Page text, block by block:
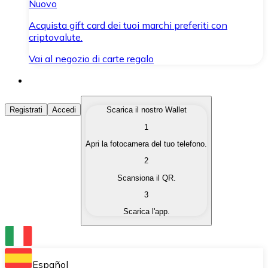
Nuovo
Acquista gift card dei tuoi marchi preferiti con
criptovalute.
Vai al negozio di carte regalo
Acquista Criptovalute
Acquista le criptovalute che ti interessano in modo
Converti le tue criptovalute in valuta fiat quando ne
Scambia una criptovaluta con un'altra
Conserva le tue cripto in un Wallet self-custodial.
Registrati Accedi
Scarica il nostro Wallet
1
Apri la fotocamera del tuo telefono.
2
Scansiona il QR.
3
Scarica l'app.
Español